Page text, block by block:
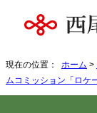
現在の位置： ホーム >
ムコミッション「ロケ